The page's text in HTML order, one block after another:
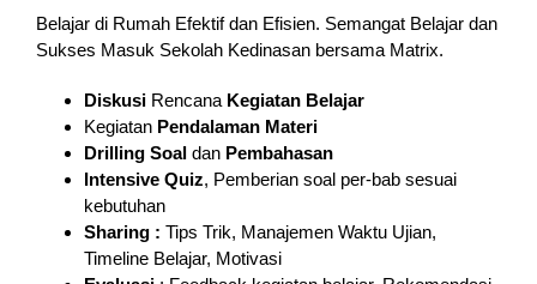
Belajar di Rumah Efektif dan Efisien. Semangat Belajar dan
Sukses Masuk Sekolah Kedinasan bersama Matrix.
Diskusi Rencana Kegiatan Belajar
Kegiatan Pendalaman Materi
Drilling Soaldan Pembahasan
Intensive Quiz, Pemberian soal per-bab sesuai
kebutuhan
Sharing : Tips Trik, Manajemen Waktu Ujian,
Timeline Belajar, Motivasi